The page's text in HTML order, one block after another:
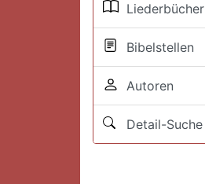
Liederbücher
Bibelstellen
Autoren
Detail-Suche